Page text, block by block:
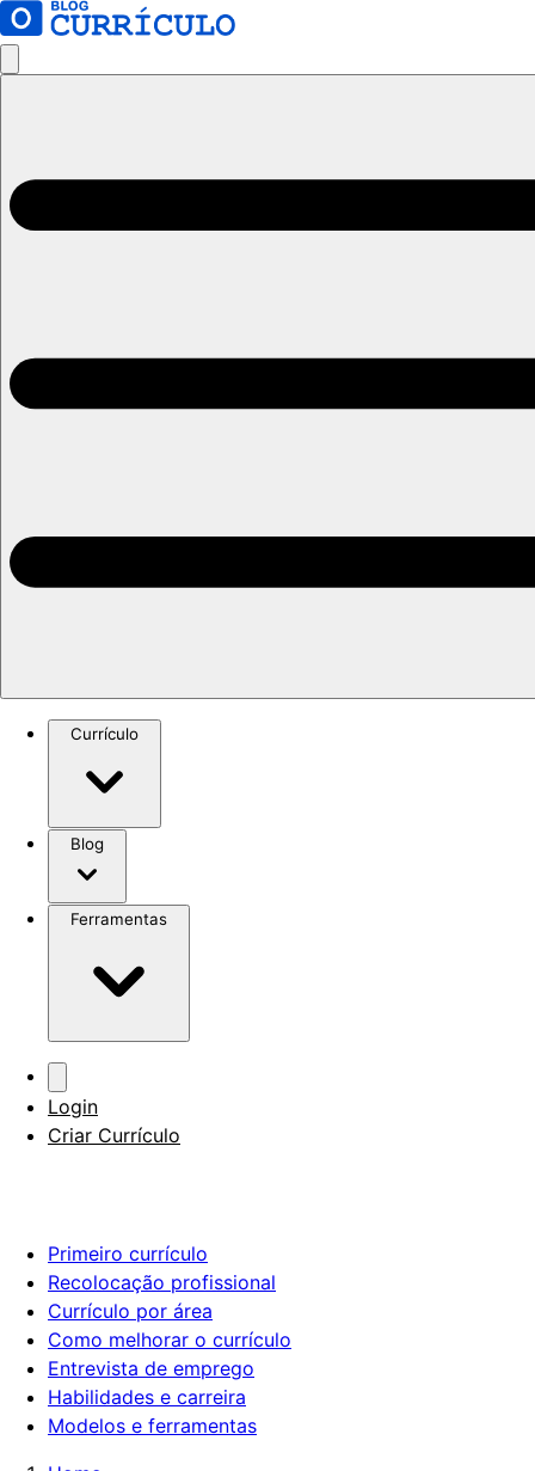
Currículo
Blog
Ferramentas
Login
Criar Currículo
Primeiro currículo
Recolocação profissional
Currículo por área
Como melhorar o currículo
Entrevista de emprego
Habilidades e carreira
Modelos e ferramentas